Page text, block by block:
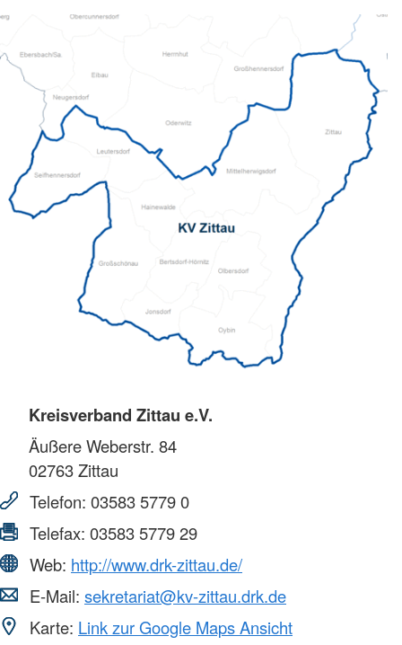
Kreisverband Zittau e.V.
Äußere Weberstr. 84
02763Zittau
Telefon: 03583 5779 0
Telefax: 03583 5779 29
Web: http://www.drk-zittau.de/
E-Mail: sekretariat@kv-zittau.drk.de
Karte: Link zur Google Maps Ansicht